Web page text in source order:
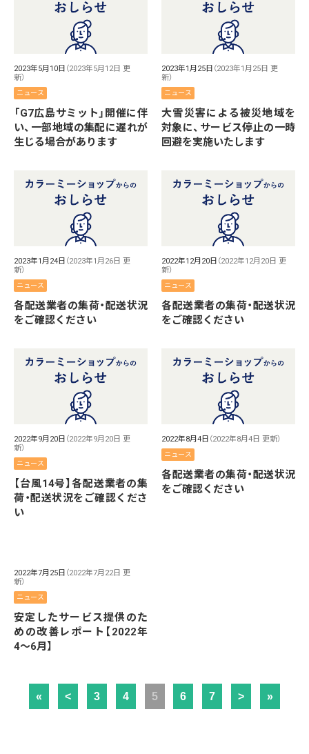
2023年5月10日 （2023年5月12日 更
新）
ニュース
「G7広島サミット」開催に伴
い、一部地域の集配に遅れが
生じる場合があります
2023年1月25日 （2023年1月25日 更
新）
ニュース
大雪災害による被災地域を
対象に、サービス停止の一時
回避を実施いたします
2023年1月24日 （2023年1月26日 更
新）
ニュース
各配送業者の集荷・配送状況
をご確認ください
2022年12月20日 （2022年12月20日 更
新）
ニュース
各配送業者の集荷・配送状況
をご確認ください
2022年9月20日 （2022年9月20日 更
新）
ニュース
【台風14号】各配送業者の集
荷・配送状況をご確認くださ
い
2022年8月4日 （2022年8月4日 更新）
ニュース
各配送業者の集荷・配送状況
をご確認ください
2022年7月25日 （2022年7月22日 更
新）
ニュース
安定したサービス提供のた
めの改善レポート【2022年
4〜6月】
« < 3 4 5 6 7 > »